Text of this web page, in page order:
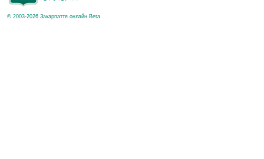
© 2003-2026 Закарпаття онлайн Beta